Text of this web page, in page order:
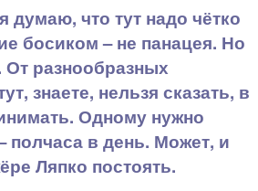
думаю, что тут надо чётко
босиком – не панацея. Но
разнообразных
знаете, нельзя сказать, в
Одному нужно
полчаса в день. Может, и
Ляпко постоять.